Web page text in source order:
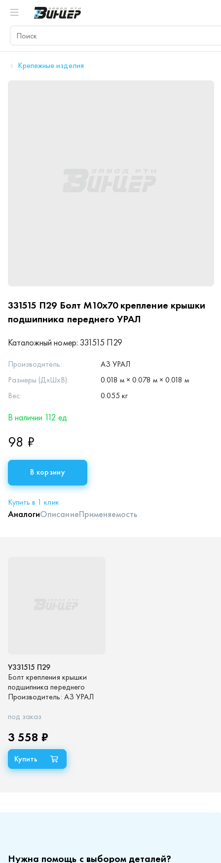
Крепежные изделия
331515 П29 Болт М10х70 крепление крышки
подшипника переднего УРАЛ
Каталожный номер: 331515 П29
Производитель:
АЗ УРАЛ
Размеры (ДхШхВ):
0.018 м × 0.078 м × 0.018 м
Вес:
0.055 кг
В наличии 112 ед
98 ₽
В корзину
Купить в 1 клик
АналогиОписаниеПрименяемость
У331515 П29
Болт крепления крышки
подшипника переднего
М10х70 (упаковка 50 шт)
Производитель: АЗ УРАЛ
под заказ
3 558 ₽
Нужна помощь с выбором деталей?